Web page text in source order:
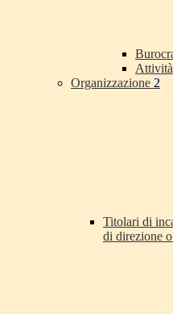
Organizzazione 2
Titolari di
di direzione